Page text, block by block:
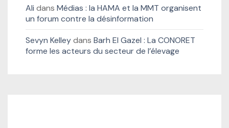
Ali dans Médias : la HAMA et la MMT organisent
un forum contre la désinformation
Sevyn Kelleydans Barh El Gazel : La CONORET
forme les acteurs du secteur de l’élevage